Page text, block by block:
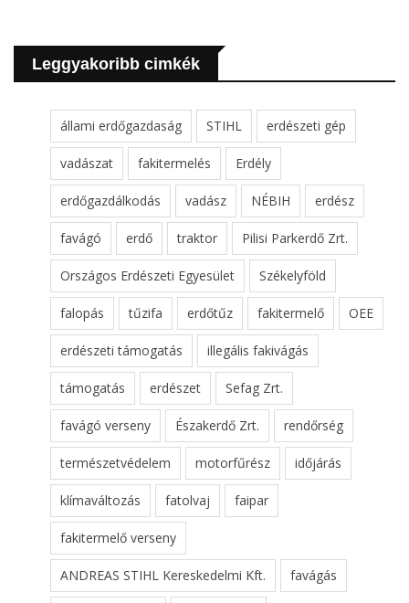
Leggyakoribb cimkék
állami erdőgazdaság STIHL erdészeti gép
vadászat fakitermelés Erdély
erdőgazdálkodás vadász NÉBIH erdész
favágó erdő traktor Pilisi Parkerdő Zrt.
Országos Erdészeti Egyesület Székelyföld
falopás tűzifa erdőtűz fakitermelő OEE
erdészeti támogatás illegális fakivágás
támogatás erdészet Sefag Zrt.
favágó verseny Északerdő Zrt. rendőrség
természetvédelem motorfűrész időjárás
klímaváltozás fatolvaj faipar
fakitermelő verseny
ANDREAS STIHL Kereskedelmi Kft. favágás